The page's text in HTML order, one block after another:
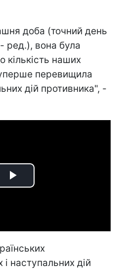
доба (точний день
ред.), вона була
кількість наших
перевищила
дій противника", -
Play
наступальних дій